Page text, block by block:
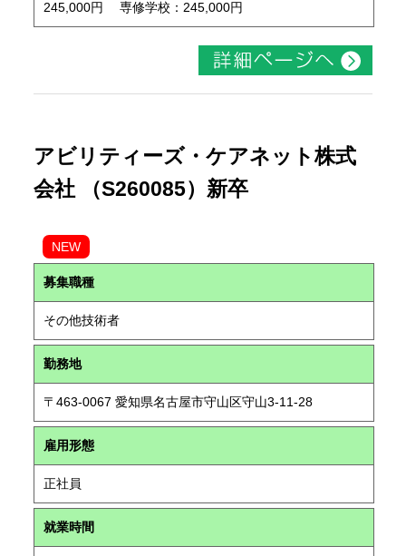
245,000円 専修学校：245,000円
アビリティーズ・ケアネット株式
会社 （S260085）新卒
NEW
募集職種
その他技術者
勤務地
〒463-0067 愛知県名古屋市守山区守山3-11-28
雇用形態
正社員
就業時間